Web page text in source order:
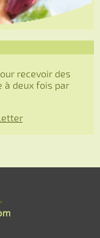
recevoir des
à deux fois par